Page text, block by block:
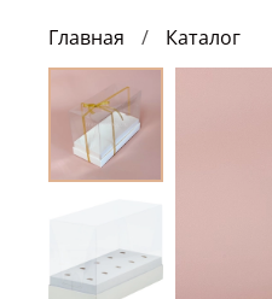
Главная Каталог